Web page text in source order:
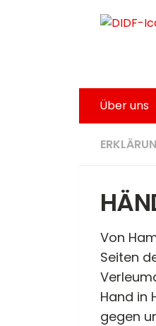
Unter dem Inhalt
Über uns
Von
Seiten
Hand in
gegen